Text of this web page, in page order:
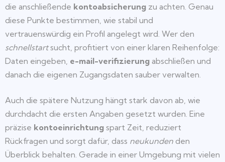
die anschließende kontoabsicherung zu achten. Genau
diese Punkte bestimmen, wie stabil und
vertrauenswürdig ein Profil angelegt wird. Wer den
schnellstartsucht, profitiert von einer klaren Reihenfolge:
Daten eingeben, e-mail-verifizierung abschließen und
danach die eigenen Zugangsdaten sauber verwalten.
Auch die spätere Nutzung hängt stark davon ab, wie
durchdacht die ersten Angaben gesetzt wurden. Eine
präzise kontoeinrichtung spart Zeit, reduziert
Rückfragen und sorgt dafür, dass neukunden den
Überblick behalten. Gerade in einer Umgebung mit vielen